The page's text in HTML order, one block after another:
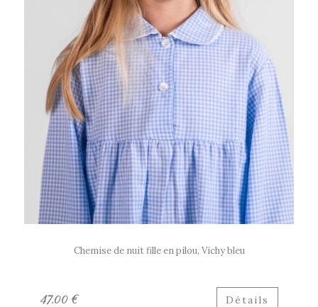
Chemise de nuit fille en pilou, Vichy bleu
47.00 € Détails